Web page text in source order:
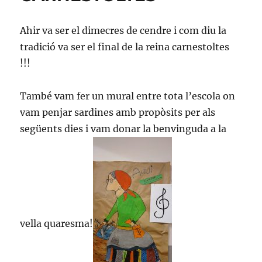
Ahir va ser el dimecres de cendre i com diu la
tradició va ser el final de la reina carnestoltes
!!!
També vam fer un mural entre tota l’escola on
vam penjar sardines amb propòsits per als
següents dies i vam donar la benvinguda a la
vella quaresma!